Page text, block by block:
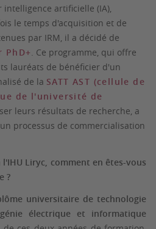
artificielle (IA),
le temps d'acquisition et de
par IRM, il a décidé de
PhD+. Ce programme, qui offre
lauréats de bénéficier d'un
de la SATT AST (cellule de
de l'université de
leurs résultats de recherche, a
processus de commercialisation
Liryc, comment en êtes-vous
?
universitaire de technologie
génie électrique et informatique